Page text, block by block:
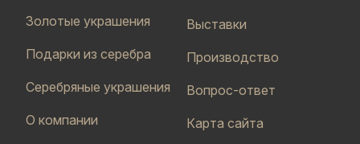
Золотые украшения
Подарки из серебра
Серебряные украшения
О компании
Выставки
Производство
Вопрос-ответ
Карта сайта